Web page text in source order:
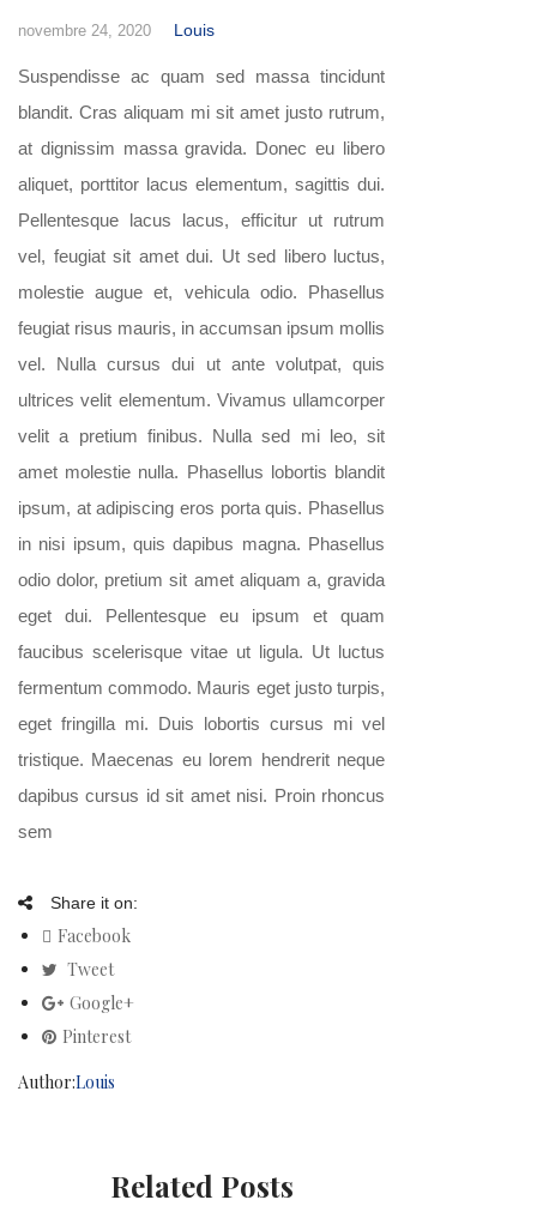
novembre 24, 2020 Louis
Suspendisse ac quam sed massa tincidunt
blandit. Cras aliquam mi sit amet justo rutrum,
at dignissim massa gravida. Donec eu libero
aliquet, porttitor lacus elementum, sagittis dui.
Pellentesque lacus lacus, efficitur ut rutrum
vel, feugiat sit amet dui. Ut sed libero luctus,
molestie augue et, vehicula odio. Phasellus
feugiat risus mauris, in accumsan ipsum mollis
vel. Nulla cursus dui ut ante volutpat, quis
ultrices velit elementum. Vivamus ullamcorper
velit a pretium finibus. Nulla sed mi leo, sit
amet molestie nulla. Phasellus lobortis blandit
ipsum, at adipiscing eros porta quis. Phasellus
in nisi ipsum, quis dapibus magna. Phasellus
odio dolor, pretium sit amet aliquam a, gravida
eget dui. Pellentesque eu ipsum et quam
faucibus scelerisque vitae ut ligula. Ut luctus
fermentum commodo. Mauris eget justo turpis,
eget fringilla mi. Duis lobortis cursus mi vel
tristique. Maecenas eu lorem hendrerit neque
dapibus cursus id sit amet nisi. Proin rhoncus
sem
Share it on:
Facebook
Tweet
Google+
Pinterest
Author:Louis
Related Posts